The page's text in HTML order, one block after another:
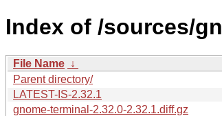
Index of /sources/
File Name ↓
Parent directory/
LATEST-IS-2.32.1
gnome-terminal-2.32.0-2.32.1.diff.gz